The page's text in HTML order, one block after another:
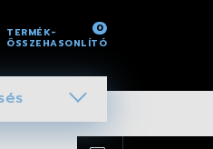
TERMÉK-
ÖSSZEHASONLÍTÓ
0